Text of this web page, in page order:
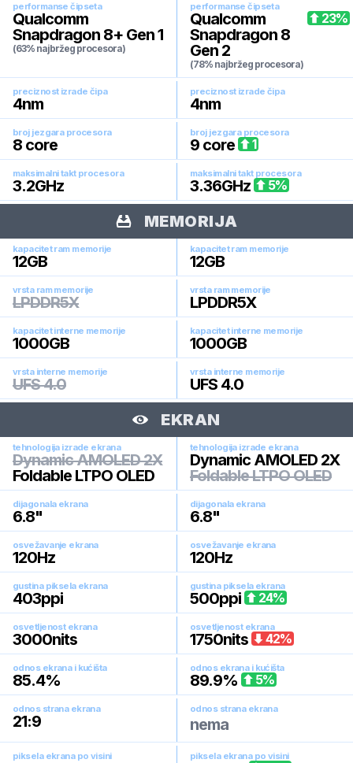
performanse čipseta
Qualcomm
Snapdragon 8+ Gen 1
(63% najbržeg procesora)
performanse čipseta
Qualcomm
Snapdragon 8
Gen 2
(78% najbržeg procesora)
23%
preciznost izrade čipa
4nm
preciznost izrade čipa
4nm
broj jezgara procesora
8 core
broj jezgara procesora
9 core 1
maksimalni takt procesora
3.2GHz
maksimalni takt procesora
3.36GHz 5%
MEMORIJA
kapacitet ram memorije
12GB
kapacitet ram memorije
12GB
vrsta ram memorije
LPDDR5X
vrsta ram memorije
LPDDR5X
kapacitet interne memorije
1000GB
kapacitet interne memorije
1000GB
vrsta interne memorije
UFS 4.0
vrsta interne memorije
UFS 4.0
EKRAN
tehnologija izrade ekrana
Dynamic AMOLED 2X
Foldable LTPO OLED
tehnologija izrade ekrana
Dynamic AMOLED 2X
Foldable LTPO OLED
dijagonala ekrana
6.8"
dijagonala ekrana
6.8"
osvežavanje ekrana
120Hz
osvežavanje ekrana
120Hz
gustina piksela ekrana
403ppi
gustina piksela ekrana
500ppi 24%
osvetljenost ekrana
3000nits
osvetljenost ekrana
1750nits 42%
odnos ekrana i kućišta
85.4%
odnos ekrana i kućišta
89.9% 5%
odnos strana ekrana
21:9
odnos strana ekrana
nema
piksela ekrana po visini piksela ekrana po visini